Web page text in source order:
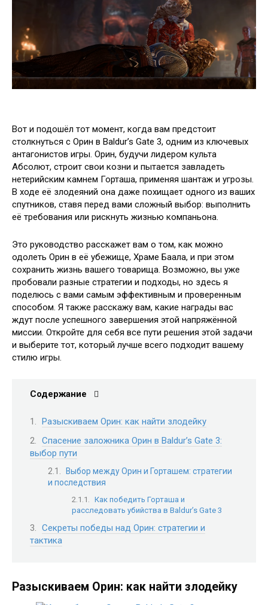
Вот и подошёл тот момент, когда вам предстоит
столкнуться с Орин в Baldur’s Gate 3, одним из ключевых
антагонистов игры. Орин, будучи лидером культа
Абсолют, строит свои козни и пытается завладеть
нетерийским камнем Горташа, применяя шантаж и угрозы.
В ходе её злодеяний она даже похищает одного из ваших
спутников, ставя перед вами сложный выбор: выполнить
её требования или рискнуть жизнью компаньона.
Это руководство расскажет вам о том, как можно
одолеть Орин в её убежище, Храме Баала, и при этом
сохранить жизнь вашего товарища. Возможно, вы уже
пробовали разные стратегии и подходы, но здесь я
поделюсь с вами самым эффективным и проверенным
способом. Я также расскажу вам, какие награды вас
ждут после успешного завершения этой напряжённой
миссии. Откройте для себя все пути решения этой задачи
и выберите тот, который лучше всего подходит вашему
стилю игры.
Содержание
Разыскиваем Орин: как найти злодейку
Спасение заложника Орин в Baldur’s Gate 3:
выбор пути
Выбор между Орин и Горташем: стратегии
и последствия
Как победить Горташа и
расследовать убийства в Baldur’s Gate 3
Секреты победы над Орин: стратегии и
тактика
Разыскиваем Орин: как найти злодейку